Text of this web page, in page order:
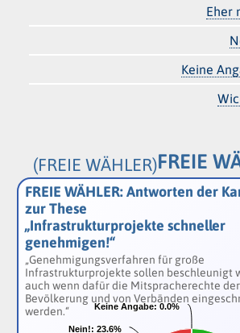
Eher
Keine
FREIE
(FREIE WÄHLER)
Nein!: 23.6%
Nein!: 23.6%
Keine Angabe: 0.0%
Keine Angabe: 0.0%
FREIE WÄHLER: Antworten der
zur These
„Infrastrukturprojekte schneller
genehmigen!“
„Genehmigungsverfahren für große
Infrastrukturprojekte sollen beschleunigt
auch wenn dafür die Mitspracherechte der
Bevölkerung und von Verbänden
werden.“